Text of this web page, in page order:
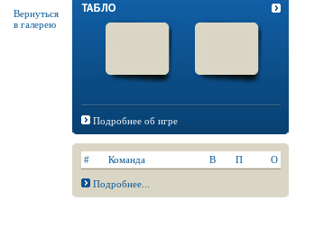
Вернуться
в галерею
Подробнее об игре
# Команда В П О
Подробнее...